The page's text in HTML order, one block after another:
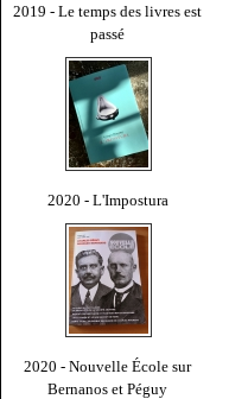
2019 - Le temps des livres est
passé
2020 - L'Impostura
2020 - Nouvelle École sur
Bernanos et Péguy